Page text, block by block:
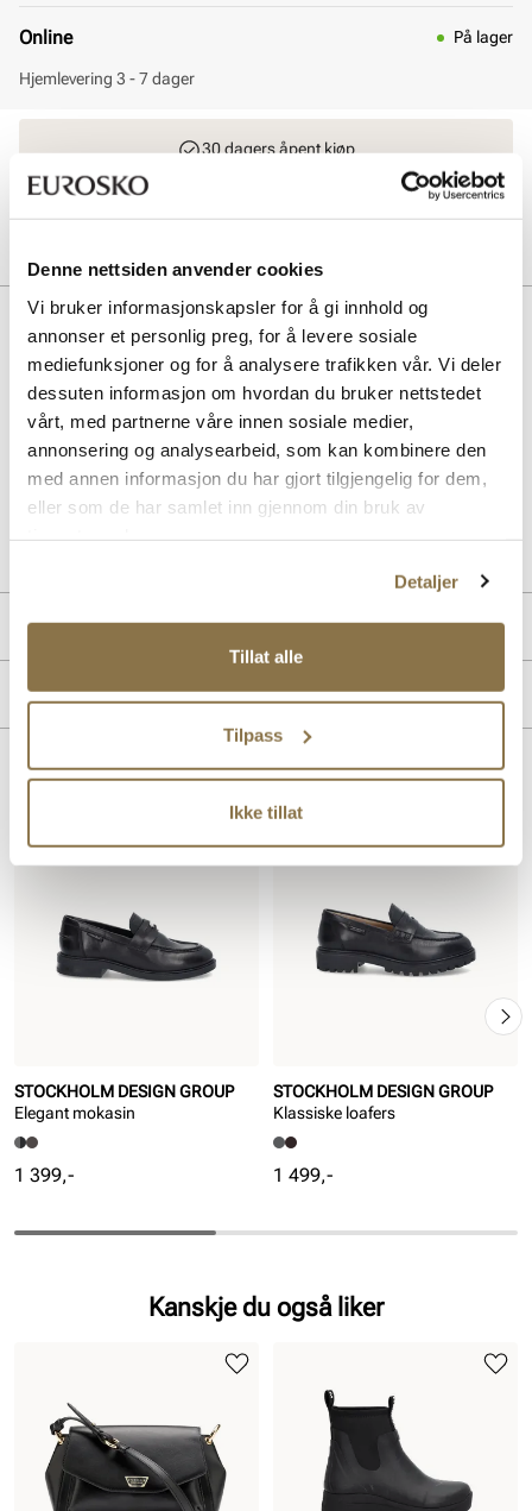
Denne nettsiden anvender cookies
Vi bruker informasjonskapsler for å gi innhold og
annonser et personlig preg, for å levere sosiale
mediefunksjoner og for å analysere trafikken vår. Vi deler
dessuten informasjon om hvordan du bruker nettstedet
vårt, med partnerne våre innen sosiale medier,
annonsering og analysearbeid, som kan kombinere den
med annen informasjon du har gjort tilgjengelig for dem,
eller som de har samlet inn gjennom din bruk av
Detaljer
Tillat alle
Tilpass
Ikke tillat
Online På lager
Hjemlevering 3 - 7 dager
30 dagers åpent kjøp
Gratis retur i butikk
Beskrivelse
Trendy loafer med lekker spenne designet for Stockholm Design
Group. Denne er laget i eksklusive skinnmaterialer på en komfortabel
og bestselgende såle med padding i hælkappen. Med sine tidstiktige
detaljer passer denne loaferen godt til sesongens antrekk og
anledninger. Finnes i sort og brunt skinn.
Produktdetaljer
For:Skinn
Merke
Lignende produkter
STOCKHOLM DESIGN GROUP
Elegant mokasin
Pris
1 399,-
STOCKHOLM DESIGN GROUP
Klassiske loafers
Pris
1 499,-
Kanskje du også liker